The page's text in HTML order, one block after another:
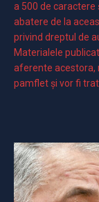
a 500 de caractere
abatere de la
privind dreptul de
Materialele
aferente acestora,
pamflet și vor fi